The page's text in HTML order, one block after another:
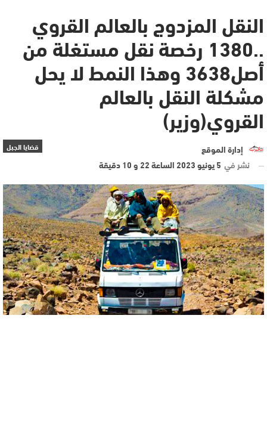
النقل المزدوج بالعالم القروي
..1380 رخصة نقل مستغلة من
أصل3638 وهذا النمط لا يحل
مشكلة النقل بالعالم
القروي(وزير)
قضايا الجبل
إدارة الموقع
نشر في 5 يونيو 2023 الساعة 22 و 10 دقيقة